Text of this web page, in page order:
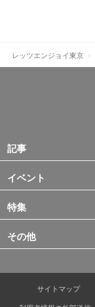
レッツエンジョイ東京
記事
イベント
特集
その他
サイトマップ